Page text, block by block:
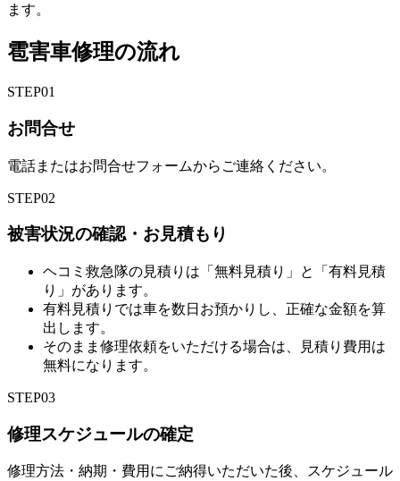
ます。
雹害車修理の流れ
STEP01
お問合せ
電話またはお問合せフォームからご連絡ください。
STEP02
被害状況の確認・お見積もり
ヘコミ救急隊の見積りは「無料見積り」と「有料見積
り」があります。
有料見積りでは車を数日お預かりし、正確な金額を算
出します。
そのまま修理依頼をいただける場合は、見積り費用は
無料になります。
STEP03
修理スケジュールの確定
修理方法・納期・費用にご納得いただいた後、スケジュール